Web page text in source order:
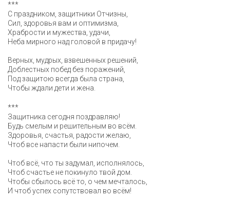
***
С праздником, защитники Отчизны,
Сил, здоровья вам и оптимизма,
Храбрости и мужества, удачи,
Неба мирного над головой в придачу!
Верных, мудрых, взвешенных решений,
Доблестных побед без поражений,
Под защитою всегда была страна,
Чтобы ждали дети и жена.
***
Защитника сегодня поздравляю!
Будь смелым и решительным во всём.
Здоровья, счастья, радости желаю,
Чтоб все напасти были нипочем.
Чтоб всё, что ты задумал, исполнялось,
Чтоб счастье не покинуло твой дом.
Чтобы сбылось всё то, о чем мечталось,
И чтоб успех сопутствовал во всём!